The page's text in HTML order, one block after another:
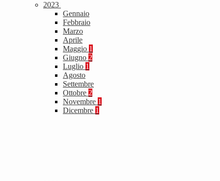
2023
Gennaio
Febbraio
Marzo
Aprile
Maggio 1
Giugno 2
Luglio 1
Agosto
Settembre
Ottobre 2
Novembre 1
Dicembre 1